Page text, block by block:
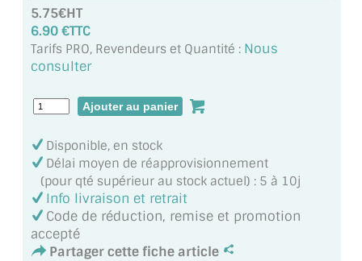
MIROIR DE SALLE DE BAIN
MIROIR PAROI DE DOUCHE
MIROIR POUR SALLE DE SPORT
MIROIR ENCADRÉ
MIROIR TV
VERRE SUR MESURE
5.75€HT
6.90 €TTC
Tarifs PRO, Revendeurs et Quantité : Nous
consulter
Disponible, en stock
Délai moyen de réapprovisionnement
(pour qté supérieur au stock actuel) : 5 à 10j
Info livraison et retrait
Code de réduction, remise et promotion
accepté
Partager cette fiche article